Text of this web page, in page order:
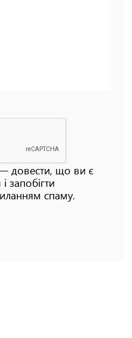
довести, що ви є
запобігти
спаму.